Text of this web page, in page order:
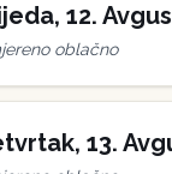
, 12.
oblačno
, 13.